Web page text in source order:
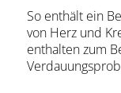
So enthält ein
von Herz und
enthalten zum